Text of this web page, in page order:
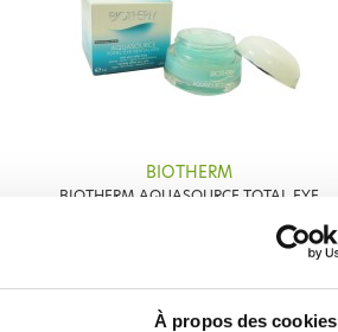
À propos des cookies
BIOTHERM
BIOTHERM AQUASOURCE TOTAL EYE